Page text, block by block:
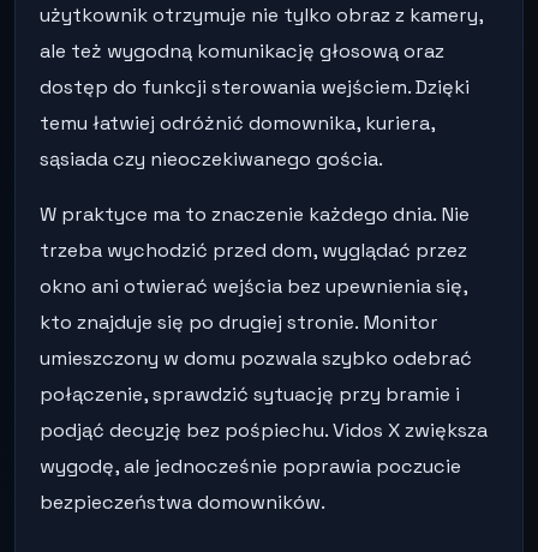
użytkownik otrzymuje nie tylko obraz z kamery,
ale też wygodną komunikację głosową oraz
dostęp do funkcji sterowania wejściem. Dzięki
temu łatwiej odróżnić domownika, kuriera,
sąsiada czy nieoczekiwanego gościa.
W praktyce ma to znaczenie każdego dnia. Nie
trzeba wychodzić przed dom, wyglądać przez
okno ani otwierać wejścia bez upewnienia się,
kto znajduje się po drugiej stronie. Monitor
umieszczony w domu pozwala szybko odebrać
połączenie, sprawdzić sytuację przy bramie i
podjąć decyzję bez pośpiechu. Vidos X zwiększa
wygodę, ale jednocześnie poprawia poczucie
bezpieczeństwa domowników.